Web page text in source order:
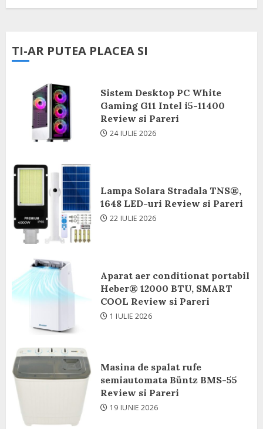
TI-AR PUTEA PLACEA SI
Sistem Desktop PC White
Gaming G11 Intel i5-11400
Review si Pareri
24 IULIE 2026
Lampa Solara Stradala TNS®,
1648 LED-uri Review si Pareri
22 IULIE 2026
Aparat aer conditionat portabil
Heber® 12000 BTU, SMART
COOL Review si Pareri
1 IULIE 2026
Masina de spalat rufe
semiautomata Büntz BMS-55
Review si Pareri
19 IUNIE 2026